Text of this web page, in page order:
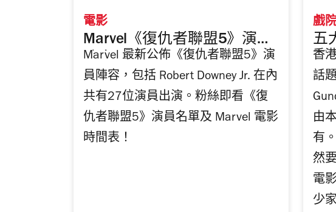
電影
Marvel《復仇者聯盟5》演員
陣容公佈 Robert Downey Jr.
化身末日博士、X-men 角色
回歸
Marvel 最新公佈《復仇者聯盟5》演
員陣容，包括 Robert Downey Jr. 在內
共有27位演員出演。粉絲即看《復
仇者聯盟5》演員名單及 Marvel 電影
時間表！
戲
五
票
香
話
由
有
然
電
少